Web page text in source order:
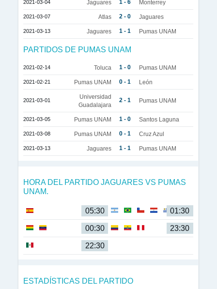
2021-03-04 Jaguares 1 - 6 Monterrey
2021-03-07 Atlas 2 - 0 Jaguares
2021-03-13 Jaguares 1 - 1 Pumas UNAM
PARTIDOS DE PUMAS UNAM
2021-02-14 Toluca 1 - 0 Pumas UNAM
2021-02-21 Pumas UNAM 0 - 1 León
2021-03-01
Universidad
Guadalajara
2 - 1 Pumas UNAM
2021-03-05 Pumas UNAM 1 - 0 Santos Laguna
2021-03-08 Pumas UNAM 0 - 1 Cruz Azul
2021-03-13 Jaguares 1 - 1 Pumas UNAM
HORA DEL PARTIDO JAGUARES VS PUMAS
UNAM.
05:30 01:30
00:30 23:30
22:30
ESTADÍSTICAS DEL PARTIDO